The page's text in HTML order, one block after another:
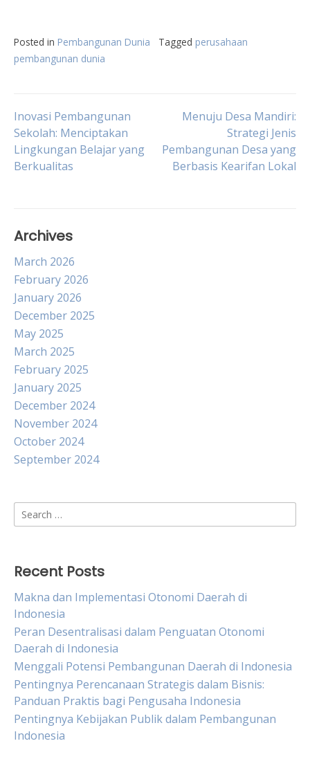
Posted in Pembangunan Dunia Tagged perusahaan
pembangunan dunia
Post
navigation
Inovasi Pembangunan
Sekolah: Menciptakan
Lingkungan Belajar yang
Berkualitas
Menuju Desa Mandiri:
Strategi Jenis
Pembangunan Desa yang
Berbasis Kearifan Lokal
Archives
March 2026
February 2026
January 2026
December 2025
May 2025
March 2025
February 2025
January 2025
December 2024
November 2024
October 2024
September 2024
Search
for:
Recent Posts
Makna dan Implementasi Otonomi Daerah di
Indonesia
Peran Desentralisasi dalam Penguatan Otonomi
Daerah di Indonesia
Menggali Potensi Pembangunan Daerah di Indonesia
Pentingnya Perencanaan Strategis dalam Bisnis:
Panduan Praktis bagi Pengusaha Indonesia
Pentingnya Kebijakan Publik dalam Pembangunan
Indonesia